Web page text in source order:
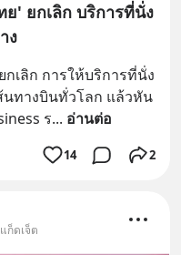
ย' ยกเลิก บริการที่นั่ง
ง
กเลิก การให้บริการที่นั่ง
นทางบินทั่วโลก แล้วหัน
ร... อ่านต่อ
14 2
ก็ดเจ็ต